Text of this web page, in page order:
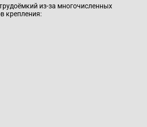
из-за многочисленных
крепления: